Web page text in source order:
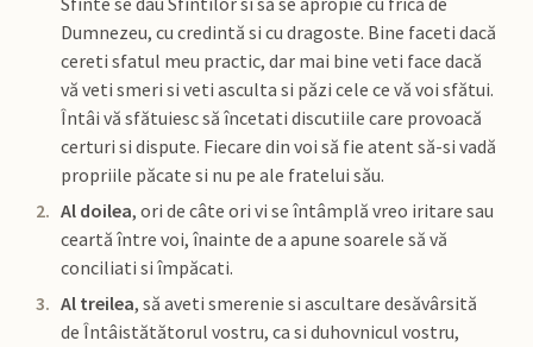
Dumnezeu, cu credintă si cu dragoste. Bine faceti dacă
cereti sfatul meu practic, dar mai bine veti face dacă
vă veti smeri si veti asculta si păzi cele ce vă voi sfătui.
Întâi vă sfătuiesc să încetati discutiile care provoacă
certuri si dispute. Fiecare din voi să fie atent să-si vadă
propriile păcate si nu pe ale fratelui său.
Al doilea, ori de câte ori vi se întâmplă vreo iritare sau
ceartă între voi, înainte de a apune soarele să vă
conciliati si împăcati.
Al treilea, să aveti smerenie si ascultare desăvârsită
de Întâistătătorul vostru, ca si duhovnicul vostru,